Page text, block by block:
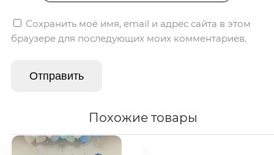
Сохранить моё имя, email и адрес сайта в этом
браузере для последующих моих комментариев.
Похожие товары